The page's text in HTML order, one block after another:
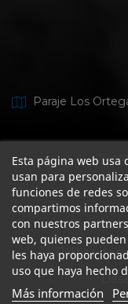
Paraje Los
Términos
Política de
Esta página web usa
usan para
funciones de redes
compartimos
con nuestros
web, quienes
les haya
uso que haya hecho
Más información